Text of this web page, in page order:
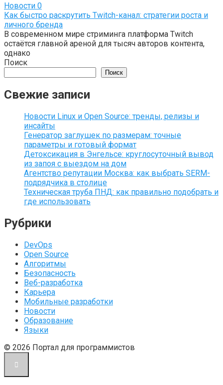
Новости 0
Как быстро раскрутить Twitch-канал: стратегии роста и
личного бренда
В современном мире стриминга платформа Twitch
остаётся главной ареной для тысяч авторов контента,
однако
Поиск
Поиск
Свежие записи
Новости Linux и Open Source: тренды, релизы и
инсайты
Генератор заглушек по размерам: точные
параметры и готовый формат
Детоксикация в Энгельсе: круглосуточный вывод
из запоя с выездом на дом
Агентство репутации Москва: как выбрать SERM-
подрядчика в столице
Техническая труба ПНД: как правильно подобрать и
где использовать
Рубрики
DevOps
Open Source
Алгоритмы
Безопасность
Веб-разработка
Карьера
Мобильные разработки
Новости
Образование
Языки
© 2026 Портал для программистов